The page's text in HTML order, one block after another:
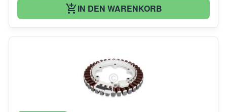
IN DEN WARENKORB